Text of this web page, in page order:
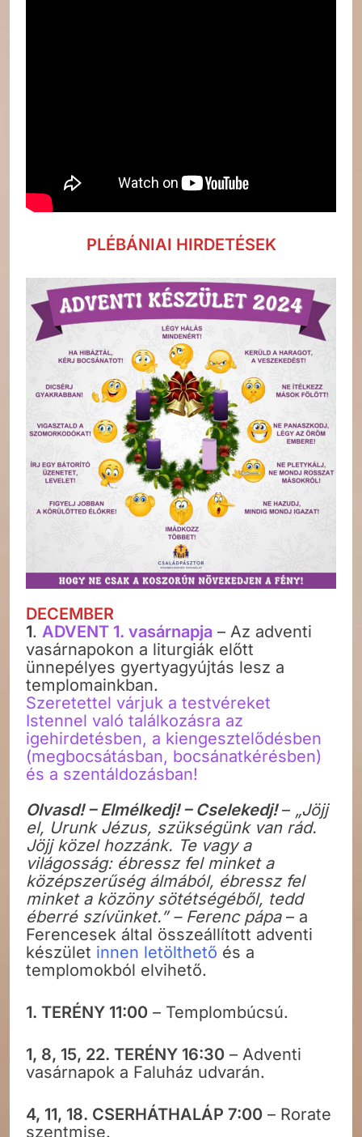
PLÉBÁNIAI HIRDETÉSEK
DECEMBER
1. ADVENT 1. vasárnapja – Az adventi
vasárnapokon a liturgiák előtt
ünnepélyes gyertyagyújtás lesz a
templomainkban.
Szeretettel várjuk a testvéreket
Istennel való találkozásra az
igehirdetésben, a kiengesztelődésben
(megbocsátásban, bocsánatkérésben)
és a szentáldozásban!
Olvasd! – Elmélkedj! – Cselekedj!– „Jöjj
el, Urunk Jézus, szükségünk van rád.
Jöjj közel hozzánk. Te vagy a
világosság: ébressz fel minket a
középszerűség álmából, ébressz fel
minket a közöny sötétségéből, tedd
éberré szívünket.” – Ferenc pápa – a
Ferencesek által összeállított adventi
készület innen letölthető és a
templomokból elvihető.
1. TERÉNY 11:00 – Templombúcsú.
1, 8, 15, 22. TERÉNY 16:30 – Adventi
vasárnapok a Faluház udvarán.
4, 11, 18. CSERHÁTHALÁP 7:00 – Rorate
szentmise.